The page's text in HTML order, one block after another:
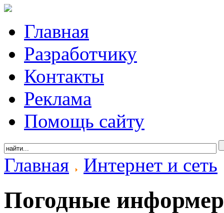
Главная
Разработчику
Контакты
Реклама
Помощь сайту
Главная Интернет и сеть
Погодные